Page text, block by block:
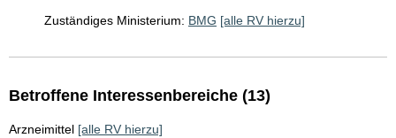
Zuständiges Ministerium: BMG [alle RV hierzu]
Betroffene Interessenbereiche (13)
Arzneimittel [alle RV hierzu]